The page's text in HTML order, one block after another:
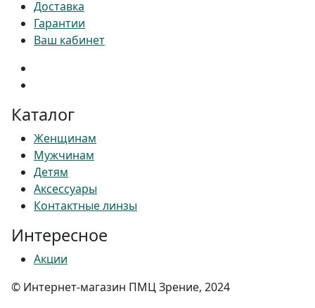
Доставка
Гарантии
Ваш кабинет
Каталог
Женщинам
Мужчинам
Детям
Аксессуары
Контактные линзы
Интересное
Акции
© Интернет-магазин ПМЦ Зрение, 2024